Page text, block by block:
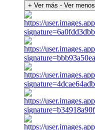
+ Ver más - Ver menos